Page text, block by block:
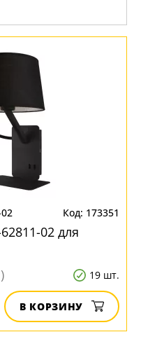
173351
02 для
19 шт.
В КОРЗИНУ